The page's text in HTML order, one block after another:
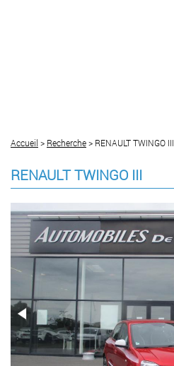
Accueil > Recherche> RENAULT TWINGO III
RENAULT TWINGO III